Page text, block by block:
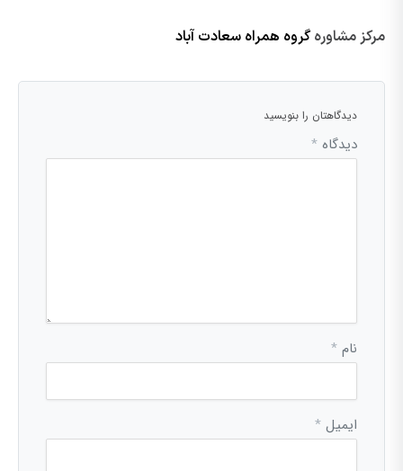
مرکز مشاوره گروه همراه سعادت آباد
دیدگاهتان را بنویسید
دیدگاه *
نام *
ایمیل *